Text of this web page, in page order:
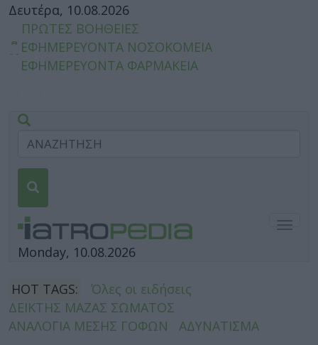
Δευτέρα, 10.08.2026
ΠΡΩΤΕΣ ΒΟΗΘΕΙΕΣ
ΕΦΗΜΕΡΕΥΟΝΤΑ ΝΟΣΟΚΟΜΕΙΑ
ΕΦΗΜΕΡΕΥΟΝΤΑ ΦΑΡΜΑΚΕΙΑ
Monday, 10.08.2026
HOT TAGS:
Όλες οι ειδήσεις
ΔΕΙΚΤΗΣ ΜΑΖΑΣ ΣΩΜΑΤΟΣ
ΑΝΑΛΟΓΙΑ ΜΕΣΗΣ ΓΟΦΩΝ
ΑΔΥΝΑΤΙΣΜΑ